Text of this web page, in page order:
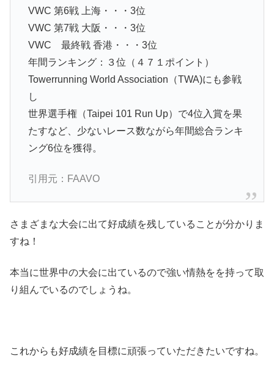
VWC 第6戦 上海・・・3位
VWC 第7戦 大阪・・・3位
VWC 最終戦 香港・・・3位
年間ランキング：３位（４７１ポイント）
Towerrunning World Association（TWA)にも参戦
し
世界選手権（Taipei 101 Run Up）で4位入賞を果
たすなど、少ないレース数ながら年間総合ランキ
ング6位を獲得。
引用元：FAAVO
さまざまな大会に出て好成績を残していることが分かりま
すね！
本当に世界中の大会に出ているので強い情熱をを持って取
り組んでいるのでしょうね。
これからも好成績を目標に頑張っていただきたいですね。